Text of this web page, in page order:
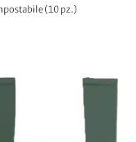
(10 pz.)